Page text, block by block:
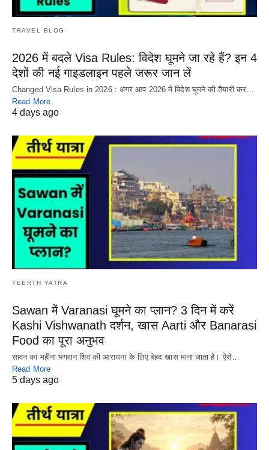
TRAVEL BLOG
2026 में बदले Visa Rules: विदेश घूमने जा रहे हैं? इन 4
देशों की नई गाइडलाइन पहले जरूर जान लें
Changed Visa Rules in 2026 : अगर आप 2026 में विदेश घूमने की तैयारी कर…
Read More
4 days ago
TEERTH YATRA
Sawan में Varanasi घूमने का प्लान? 3 दिन में करें
Kashi Vishwanath दर्शन, खास Aarti और Banarasi
Food का पूरा अनुभव
सावन का महीना भगवान शिव की आराधना के लिए बेहद खास माना जाता है। ऐसे…
Read More
5 days ago